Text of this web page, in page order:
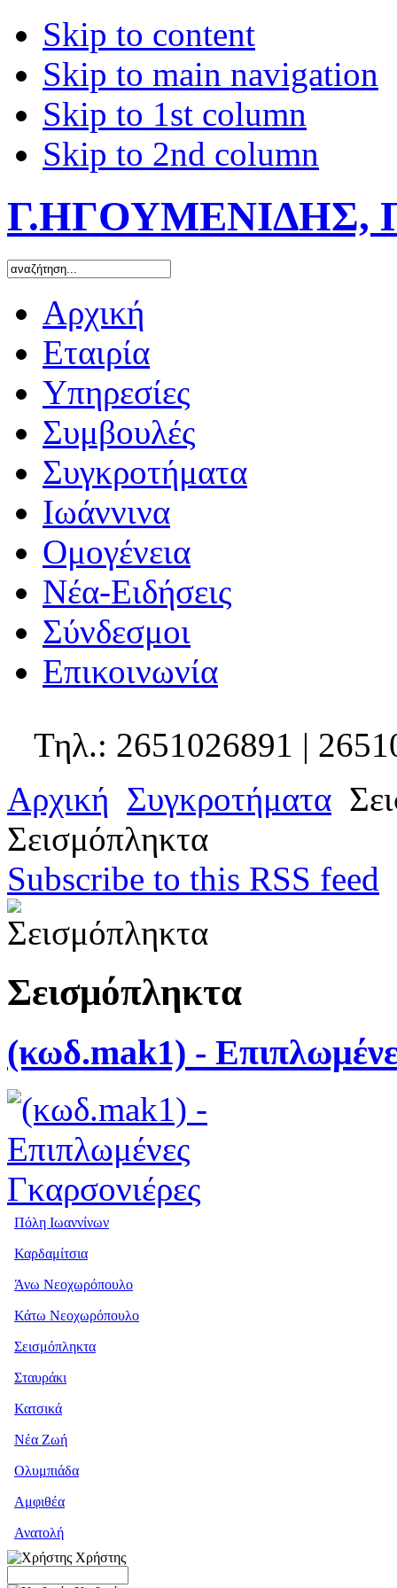
Skip to content
Skip to main navigation
Skip to 1st column
Skip to 2nd column
Γ.ΗΓΟΥΜΕΝΙΔΗΣ,
Αρχική
Εταιρία
Υπηρεσίες
Συμβουλές
Συγκροτήματα
Ιωάννινα
Ομογένεια
Νέα-Ειδήσεις
Σύνδεσμοι
Επικοινωνία
Τηλ.: 2651026891 |
Αρχική Συγκροτήματα
Σεισμόπληκτα
Subscribe to this RSS feed
Σεισμόπληκτα
(κωδ.mak1) -
Πόλη Ιωαννίνων
Καρδαμίτσια
Άνω Νεοχωρόπουλο
Κάτω Νεοχωρόπουλο
Σεισμόπληκτα
Σταυράκι
Κατσικά
Νέα Ζωή
Ολυμπιάδα
Αμφιθέα
Ανατολή
Χρήστης